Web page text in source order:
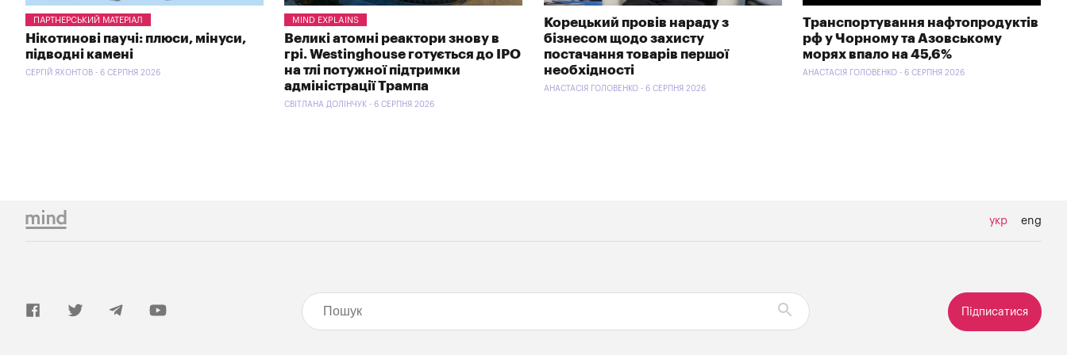
ПАРТНЕРСЬКИЙ МАТЕРІАЛ
Нікотинові паучі: плюси, мінуси,
підводні камені
СЕРГІЙ ЯХОНТОВ - 6 СЕРПНЯ 2026
MIND EXPLAINS
Великі атомні реактори знову в
грі. Westinghouse готується до IPO
на тлі потужної підтримки
адміністрації Трампа
СВІТЛАНА ДОЛІНЧУК - 6 СЕРПНЯ 2026
Корецький провів нараду з
бізнесом щодо захисту
постачання товарів першої
необхідності
АНАСТАСІЯ ГОЛОВЕНКО - 6 СЕРПНЯ 2026
Транспортування нафтопродуктів
рф у Чорному та Азовському
морях впало на 45,6%
АНАСТАСІЯ ГОЛОВЕНКО - 6 СЕРПНЯ 2026
укр eng
Підписатися